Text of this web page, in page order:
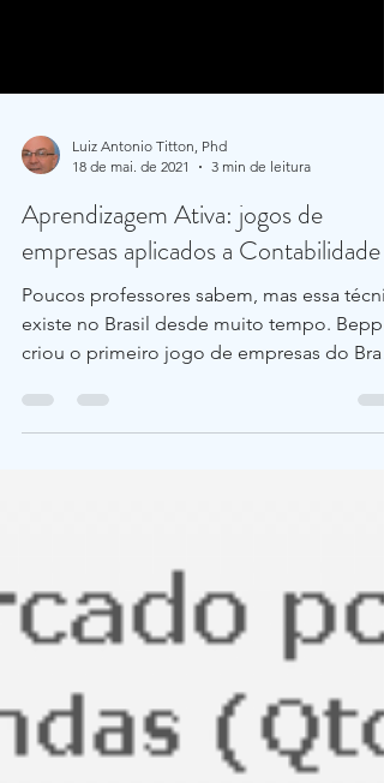
Luiz Antonio Titton, Phd
18 de mai. de 2021
3 min de leitura
Aprendizagem Ativa: jogos de
empresas aplicados a Contabilidade
existe no Brasil desde muito tempo. Beppu
criou o primeiro jogo de empresas do